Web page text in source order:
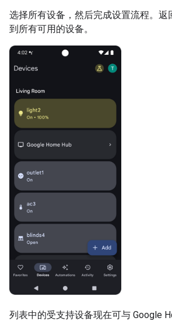
选择所有设备，然后完成设置流程。返
到所有可用的设备。
列表中的受支持设备现在可与 Google